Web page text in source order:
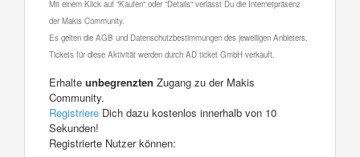
Mit einem Klick auf "Kaufen" oder "Details" verlässt Du die Internetpräsenz
der Makis Community.
Es gelten die AGB und Datenschutzbestimmungen des jeweiligen Anbieters.
Tickets für diese Aktivität werden durch AD ticket GmbH verkauft.
Erhalte unbegrenzten Zugang zu der Makis
Community.
Registriere Dich dazu kostenlos innerhalb von 10
Sekunden!
Registrierte Nutzer können: